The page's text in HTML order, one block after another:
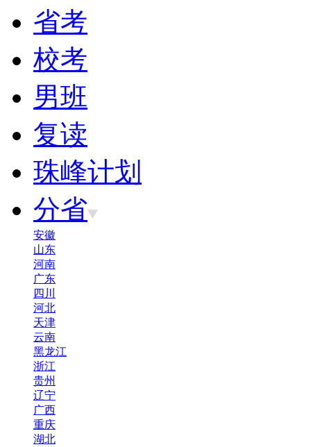
省考
校考
男班
复读
珠峰计划
分省
安徽
山东
河南
广东
四川
河北
天津
云南
黑龙江
浙江
贵州
辽宁
广西
重庆
湖北